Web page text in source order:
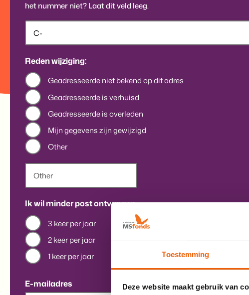
Toestemming
Deze website maakt gebruik van
het nummer niet? Laat dit veld leeg.
Reden wijziging:
Geadresseerde niet bekend op dit adres
Geadresseerde is verhuisd
Geadresseerde is overleden
Mijn gegevens zijn gewijzigd
Other
Ik wil minder post ontvangen
3 keer per jaar
2 keer per jaar
1 keer per jaar
E-mailadres